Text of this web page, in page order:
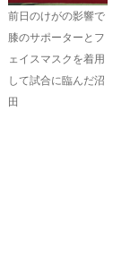
前日のけがの影響で
膝のサポーターとフ
ェイスマスクを着用
して試合に臨んだ沼
田